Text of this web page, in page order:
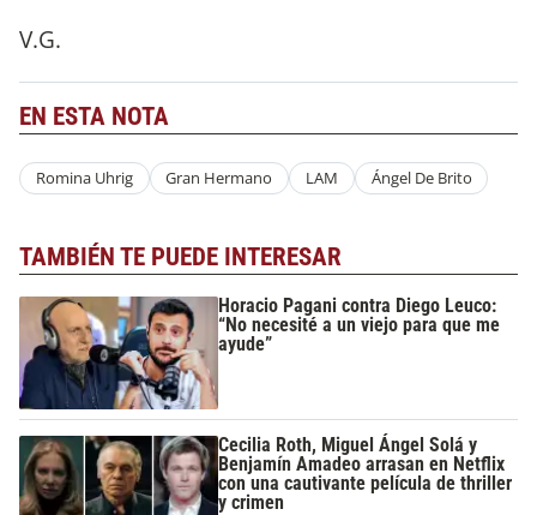
V.G.
EN ESTA NOTA
Romina Uhrig Gran Hermano LAM Ángel De Brito
TAMBIÉN TE PUEDE INTERESAR
Horacio Pagani contra Diego Leuco:
“No necesité a un viejo para que me
ayude”
Cecilia Roth, Miguel Ángel Solá y
Benjamín Amadeo arrasan en Netflix
con una cautivante película de thriller
y crimen